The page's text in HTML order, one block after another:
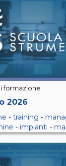
formazione
2026
- training -
- impianti -